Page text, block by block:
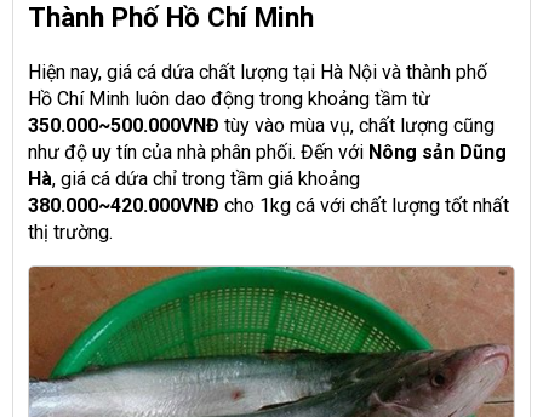
Thành Phố Hồ Chí Minh
Hiện nay, giá cá dứa chất lượng tại Hà Nội và thành phố
Hồ Chí Minh luôn dao động trong khoảng tầm từ
350.000~500.000VNĐ tùy vào mùa vụ, chất lượng cũng
như độ uy tín của nhà phân phối. Đến với Nông sản Dũng
Hà, giá cá dứa chỉ trong tầm giá khoảng
380.000~420.000VNĐ cho 1kg cá với chất lượng tốt nhất
thị trường.